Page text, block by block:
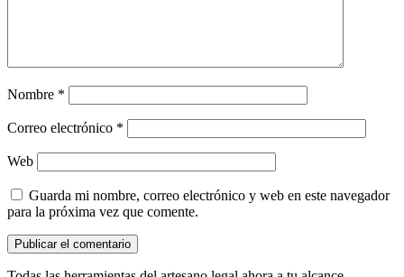
Nombre *
Correo electrónico *
Web
Guarda mi nombre, correo electrónico y web en este navegador
para la próxima vez que comente.